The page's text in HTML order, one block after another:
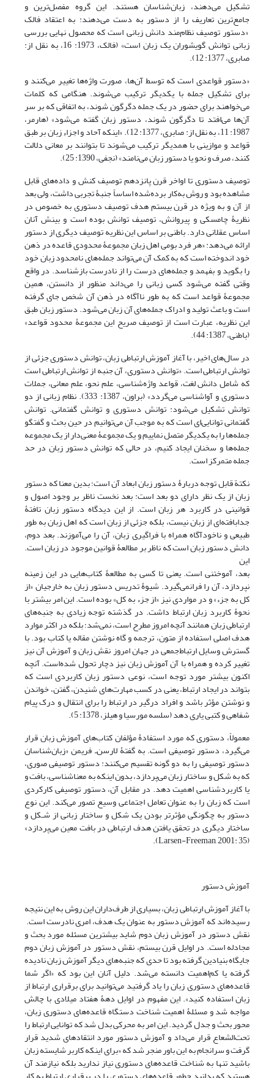
تشکیل می‌دهند، زبان‌شناسان هستند. این گروه مفصل‌ترین و
جامع‌ترین تعاریف را از دستور به دست می‌دهند: به اعتقاد فالک
«دستور توصیف نظام‌مند دانش زبانی است که محصول نهایی بررسی
زبانی توانش گویشوران یک زبان است» (فالک، 1973: 16، به نقل از:
صابری، 1377: 12).
«دستور قواعدی است که توسط آن‌ها، صورت واژه‌ها تغییر می‌کنند و
برای تشکیل جمله با یکدیگر ترکیب می‌شوند. هنگامی که کلمات
می‌خواهند برای حضور در یک جمله دگرگون شوند، به اتفاقی که بر سر
آن‌ها می‌افتد تا دگرگون شوند، دستور زبان گفته می‌شود» (هارمر،
1987: 11، به نقل از: صابری، 1377: 12). «اینکه آحاد و اجزاءِ زبان بر طبق
قواعد و موازینی با همدیگر ترکیب می‌شوند تا بتوانند بر معانی دلالت
کنند، صرف و نحو یا دستور زبان می‌نامند» (نجفی، 1390: 25).
توصیف دستوری تا اواخر قرن پانزدهم توصیف کنش و داده‌های قابل
مشاهده بود و روش به‌کار برده‌شده اساساً جنبۀ تجربی داشت، ولی بعد
از آن و به ویژه در قرن بیستم هدف توصیف دستوری به خصوص در
نظریۀ چامسکی و پیروانش، توصیف توانش بوده است و بینش آنان
اساس عقلانی دارد. باطنی بر اساس این نظریه توصیف دیگری از دستور
ارائه می‌دهد: «هر فرد بومی اهل زبان مجموعۀ محدودی قاعده در ذهن
خود اندوخته است که به کمک آن می‌تواند جمله‌های نامحدود زبان خود
را بگوید و بفهمد و جمله‌های درست را از نادرست بازشناسد. در واقع
وقتی گفته می‌شود کسی زبانی را می‌داند منظور از دانستن، همین
مجموعۀ قواعد است که به طور ناآگاه در ذهن آن شخص جای گرفته
است و باعث تولید و ادراک جمله‌های آن زبان می‌شود. دستور زبان طبق
این نظریه، عبارت است از توصیف صریح این مجموعۀ محدود قواعد»
(باطنی، 1387: 44).
در سال‌های اخیر، با آغاز آموزش ارتباطی زبان، توانش دستوری جزئی از
توانش ارتباطی است. «توانش دستوری، آن جنبه از توانش ارتباطی است
که شامل دانش لغت، قواعد واژه‌شناسی، علم نحو، علم معانی، جملات
دستوری و آواشناسی می‌گردد» (براون، 1387: 333). نظام زبانی از دو
توانش تشکیل می‌شود: توانش دستوری و توانش گفتمانی. توانش
گفتمانی توانایی‌ای است که به موجب آن می‌توانیم در حین بحث و گفتگو
جمله‌ها را به یکدیگر متصل نماییم و یک مجموعۀ معنی‌دار از یک مجموعه
جمله‌ها و سخنان ایجاد کنیم، در حالی که توانش دستور زبان در حد
جمله متمرکز است.
نکتة قابل توجه دربارۀ دستور زبان ابعاد آن است؛ بدین معنا که دستور
زبان از یک نظر دارای دو بعد است: بعد نخست ناظر بر وجود اصول و
قوانینی در کاربرد هر زبان است. از این دیدگاه دستور زبان تافتۀ
جدابافته‌ای از زبان نیست، بلکه جزئی از زبان است که اهل زبان به طور
طبیعی و ناخودآگاه همراه با فراگیری زبان، آن را می‌آموزند. بعد دوم،
دانش دستور زبان است که ناظر بر مطالعۀ قوانین موجود در زبان است.
این
بعد، ‌آموختنی است. یعنی تا کسی به مطالعۀ کتاب‌هایی در این زمینه
نپردازد، آن را فرانمی‌گیرد. شیوۀ تدریس دستور زبان به خارجیان «از
کل به جزء» و در مواردی نیز «از جزء به کل» بوده است. این امر بیشتر با
نحوۀ کاربرد زبان ارتباط داشت. در گذشته توجه زیادی به جنبه‌های
ارتباطی زبان همانند آنچه امروز مطرح است، نمی‌شد؛ بلکه در اکثر موارد
هدف اصلی استفاده از متون، ترجمه و گاه نوشتن مقاله یا کتاب بود. با
گسترش وسایل ارتباط‌جمعی در جهان امروز نقش زبان و آموزش آن نیز
تغییر کرده و همراه با آن آموزش زبان نیز دچار تحول شده‌است. آنچه
اکنون بیشتر مورد توجه است، نوعی دستور زبان کاربردی است که
بتواند در ایجاد ارتباط، یعنی در کسب مهارت‌های شنیدن، گفتن، خواندن
و نوشتن مؤثر باشد و افراد درگیر در ارتباط را برای انتقال و درک پیام
شفاهی و کتبی یاری دهد (سلسه مورسیا و هیلز، 1378: 5).
معمولاً، دستوری که مورد استفادۀ مؤلفان کتاب‌های آموزش زبان قرار
می‌گیرد، دستور توصیفی است. به گفتۀ لارسن‌ـ فریمن «زبان‌شناسان
دستور توصیفی را به دو گونه تقسیم می‌کنند: دستور توصیفی صوری،
که به شکل و ساختار زبان می‌پردازد، بدون اینکه به معناشناسی، بافت و
یا کاربردشناسی اهمیت دهد. در مقابل آن، دستور توصیفی کارکردی
است که زبان را به عنوان تعامل اجتماعی وسیع تصور می‌کند. این نوع
دستور به چگونگی مؤثرتر بودن یک شکل و ساختار زبانی از شـکل و
ساختار دیگری در تحقق یافتن هدف ارتباطی در بافت معین می‌پردازد»
(Larsen-Freeman, 2001: 35).
آموزش دستور
با آغاز آموزش ارتباطی زبان، بسیاری از طرف‌داران این روش به این نتیجه
رسیده‌اند که آموزش دستور به عنوان یک هدف، امری نادرست است.
نقش دستور در آموزش زبان دوم شاید بیشترین مسئله‌ مورد بحث و
مجادله است. در اوایل قرن بیستم، ‌نقش دستور در آموزش زبان‌ دوم
جایگاه بنیادین گرفته بود‌ تا حدی که جنبه‌های دیگر آموزش زبان نادیده
گرفته یا کم‌اهمیت دانسته می‌شد. دلیل آنان این بود که «اگر شما
قاعده‌های دستوری زبان را یاد گرفتید می‌توانید برای برقراری ارتباط از
زبان استفاده کنید». این مفهوم در اوایل دهۀ هفتاد میلادی با چالش
مواجه شد و مسئلۀ اهمیت شناخت دستگاه قاعده‌های دستوری زبان،
محور بحث و جدل گردید. این امر به محرکی بدل شد که توانایی ارتباط را
تحت‌الشعاع قرار می‌داد و آموزش دستور مورد انتقادهای شدید قرار
گرفت و سرانجام به این باور منجر شد که «برای اینکه کاربر شایسته زبان
باشید تنها به شناخت قاعده‌های دستوری نیاز ندارید بلکه نیازمند آن